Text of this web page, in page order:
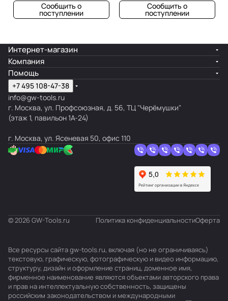
Сообщить о
поступлении
Сообщить о
поступлении
Интернет-магазин
Компания
Помощь
+7 495 108-47-38
info@gw-tools.ru
г. Москва, ул. Профсоюзная, д. 56, ТЦ "Черёмушки"
(этаж 1, павильон 1А-24)
г. Москва, ул. Ясеневая 50, офис 110
© 2026 GW-Tools.ru Политика конфиденциальностиОферта
Все ресурсы сайта gw-tools.ru, включая (но не ограничиваясь)
текстовую, графическую, фотографическую и видео информацию,
структуру, дизайн и оформление страниц, доменное имя,
фирменное наименование являются объектами авторского права
и прав на интеллектуальную собственность, защищены
российским законодательством и международными